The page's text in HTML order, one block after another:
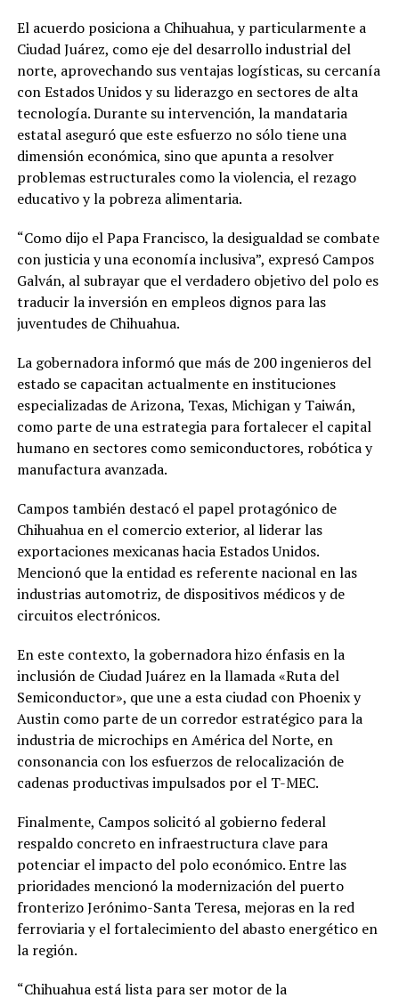
El acuerdo posiciona a Chihuahua, y particularmente a
Ciudad Juárez, como eje del desarrollo industrial del
norte, aprovechando sus ventajas logísticas, su cercanía
con Estados Unidos y su liderazgo en sectores de alta
tecnología. Durante su intervención, la mandataria
estatal aseguró que este esfuerzo no sólo tiene una
dimensión económica, sino que apunta a resolver
problemas estructurales como la violencia, el rezago
educativo y la pobreza alimentaria.
“Como dijo el Papa Francisco, la desigualdad se combate
con justicia y una economía inclusiva”, expresó Campos
Galván, al subrayar que el verdadero objetivo del polo es
traducir la inversión en empleos dignos para las
juventudes de Chihuahua.
La gobernadora informó que más de 200 ingenieros del
estado se capacitan actualmente en instituciones
especializadas de Arizona, Texas, Michigan y Taiwán,
como parte de una estrategia para fortalecer el capital
humano en sectores como semiconductores, robótica y
manufactura avanzada.
Campos también destacó el papel protagónico de
Chihuahua en el comercio exterior, al liderar las
exportaciones mexicanas hacia Estados Unidos.
Mencionó que la entidad es referente nacional en las
industrias automotriz, de dispositivos médicos y de
circuitos electrónicos.
En este contexto, la gobernadora hizo énfasis en la
inclusión de Ciudad Juárez en la llamada «Ruta del
Semiconductor», que une a esta ciudad con Phoenix y
Austin como parte de un corredor estratégico para la
industria de microchips en América del Norte, en
consonancia con los esfuerzos de relocalización de
cadenas productivas impulsados por el T-MEC.
Finalmente, Campos solicitó al gobierno federal
respaldo concreto en infraestructura clave para
potenciar el impacto del polo económico. Entre las
prioridades mencionó la modernización del puerto
fronterizo Jerónimo-Santa Teresa, mejoras en la red
ferroviaria y el fortalecimiento del abasto energético en
la región.
“Chihuahua está lista para ser motor de la